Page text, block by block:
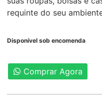
requinte do seu
Disponível sob encomenda
Comprar Agora